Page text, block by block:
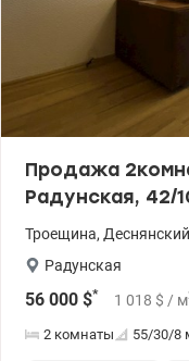
площадки,
рестораны. Удобная
939-77-45, (097) 939-77-
Продажа
Радунская, 42/
Троещина, Деснянский
Радунская
56 000 $* 1 018 $ / м
2 комнаты 55/30/8